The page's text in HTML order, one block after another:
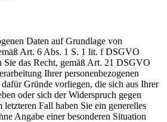
Daten auf Grundlage von
Art. 6 Abs. 1 S. 1 lit. f DSGVO
Sie das Recht, gemäß Art. 21 DSGVO
Ihrer personenbezogenen
Gründe vorliegen, die sich aus Ihrer
oder sich der Widerspruch gegen
Fall haben Sie ein generelles
Angabe einer besonderen Situation